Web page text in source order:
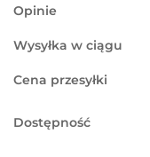
Opinie
Wysyłka w ciągu
Cena przesyłki
Dostępność